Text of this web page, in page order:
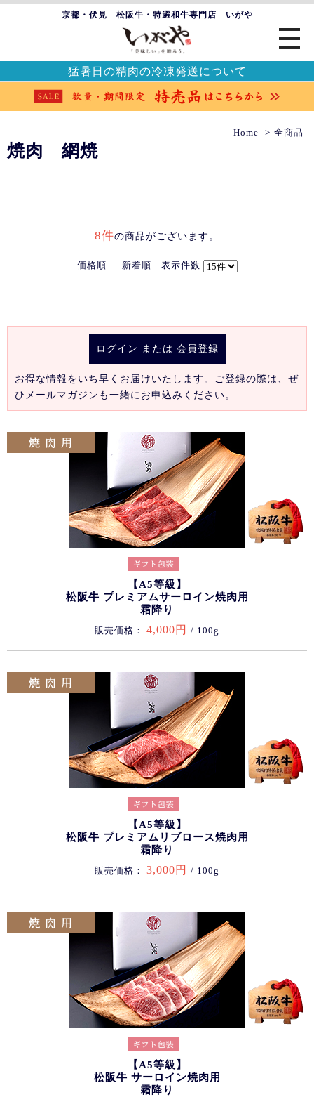
京都・伏見 松阪牛・特選和牛専門店 いがや
猛暑日の精肉の冷凍発送について
Home 全商品
焼肉 網焼
8件の商品がございます。
価格順 新着順 表示件数
ログイン または 会員登録
お得な情報をいち早くお届けいたします。ご登録の際は、ぜ
ひメールマガジンも一緒にお申込みください。
【A5等級】
松阪牛 プレミアムサーロイン焼肉用
霜降り
販売価格： 4,000円 / 100g
【A5等級】
松阪牛 プレミアムリブロース焼肉用
霜降り
販売価格： 3,000円 / 100g
【A5等級】
松阪牛 サーロイン焼肉用
霜降り